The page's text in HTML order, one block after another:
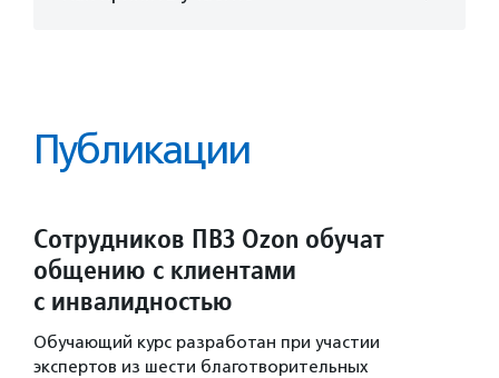
Публикации
Сотрудников ПВЗ Ozon обучат
общению с клиентами
с инвалидностью
Обучающий курс разработан при участии
экспертов из шести благотворительных